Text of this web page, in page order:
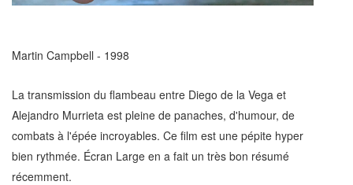
Martin Campbell - 1998
La transmission du flambeau entre Diego de la Vega et
Alejandro Murrieta est pleine de panaches, d'humour, de
combats à l'épée incroyables. Ce film est une pépite hyper
bien rythmée. Écran Large en a fait un très bon résumé
récemment.